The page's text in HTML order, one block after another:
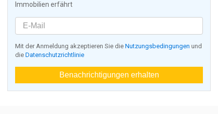
Immobilien erfährt
Mit der Anmeldung akzeptieren Sie die Nutzungsbedingungen und
die Datenschutzrichtlinie
Benachrichtigungen erhalten